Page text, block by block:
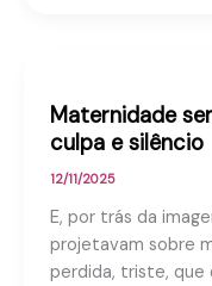
Maternidade
culpa e silêncio
12/11/2025
E, por trás da
projetavam sobre
perdida, triste, que